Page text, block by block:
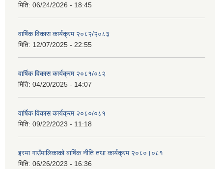
मिति: 06/24/2026 - 18:45
वार्षिक विकास कार्यक्रम २०८२/२०८३
मिति: 12/07/2025 - 22:55
वार्षिक विकास कार्यक्रम २०८१/०८२
मिति: 04/20/2025 - 14:07
वार्षिक विकास कार्यक्रम २०८०/०८१
मिति: 09/22/2023 - 11:18
इस्मा गाउँपालिकाको बार्षिक नीति तथा कार्यक्रम २०८०।०८१
मिति: 06/26/2023 - 16:36